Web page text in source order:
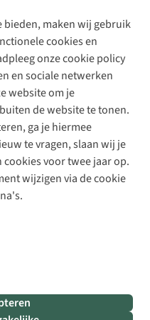
bieden, maken wij gebruik
cookies en
onze cookie policy
en sociale netwerken
website om je
de website te tonen.
ga je hiermee
te vragen, slaan wij je
voor twee jaar op.
wijzigen via de cookie
Algemene voorwaarden